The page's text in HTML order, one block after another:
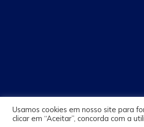
Usamos cookies em nosso site para
clicar em “Aceitar”, concorda com a